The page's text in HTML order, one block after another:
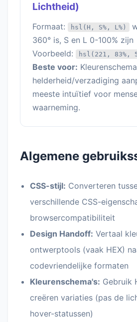
Lichtheid)
Formaat: hsl(H, S%, L%)
360° is, S en L 0-100% zijn
Voorbeeld:
hsl(221, 83%,
Beste voor:
helderheid/verzadiging
meeste intuïtief voor
waarneming.
Algemene
CSS-stijl: Converteren
verschillende CSS-
browsercompatibiliteit
Design Handoff: Vertaal
ontwerptools (vaak HEX)
codevriendelijke formaten
Kleurenschema's: Gebruik
creëren variaties (pas de
hover-statussen)